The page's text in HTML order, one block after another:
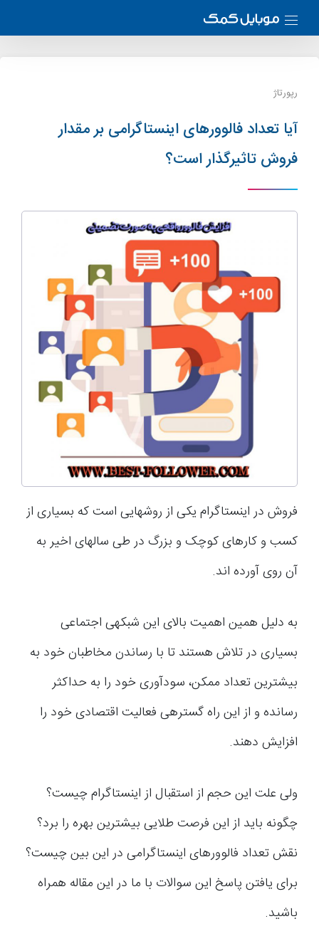
رپورتاژ
آیا تعداد فالوورهای اینستاگرامی بر مقدار
فروش تاثیرگذار است؟
فروش در اینستاگرام یکی از روش­هایی است که بسیاری از
کسب و کارهای کوچک و بزرگ در طی سال­های اخیر به
آن روی آورده اند.
به دلیل همین اهمیت بالای این شبکه­ی اجتماعی
بسیاری در تلاش هستند تا با رساندن مخاطبان خود به
بیشترین تعداد ممکن، سودآوری خود را به حداکثر
رسانده و از این راه گستره­ی فعالیت اقتصادی خود را
افزایش دهند.
ولی علت این حجم از استقبال از اینستاگرام چیست؟
چگونه باید از این فرصت طلایی بیشترین بهره را برد؟
نقش تعداد فالوورهای اینستاگرامی در این بین چیست؟
برای یافتن پاسخ این سوالات با ما در این مقاله همراه
باشید.